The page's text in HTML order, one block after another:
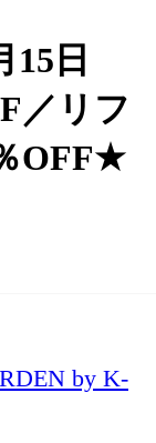
15日
／リフ
OFF★
by K-